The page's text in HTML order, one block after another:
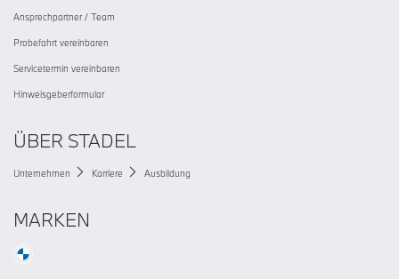
Ansprechpartner / Team
Probefahrt vereinbaren
Servicetermin vereinbaren
Hinweisgeberformular
ÜBER STADEL
Unternehmen Karriere Ausbildung
MARKEN